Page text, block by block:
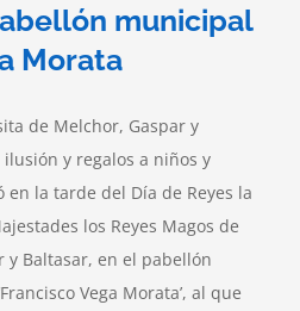
municipal
Morata
de Melchor, Gaspar y
y regalos a niños y
la tarde del Día de Reyes la
los Reyes Magos de
y Baltasar, en el pabellón
Vega Morata’, al que